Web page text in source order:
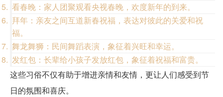
看春晚：家人团聚观看央视春晚，欢度新年的到来。
拜年：亲友之间互道新春祝福，表达对彼此的关爱和祝
福。
舞龙舞狮：民间舞蹈表演，象征着兴旺和幸运。
发红包：长辈给小孩子发放红包，象征着祝福和富贵。
这些习俗不仅有助于增进亲情和友情，更让人们感受到节
日的氛围和喜庆。